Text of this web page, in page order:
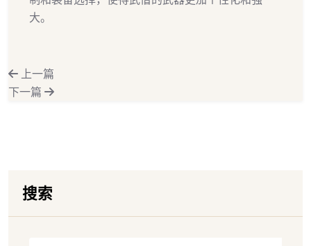
大。
上一篇
下一篇
搜索